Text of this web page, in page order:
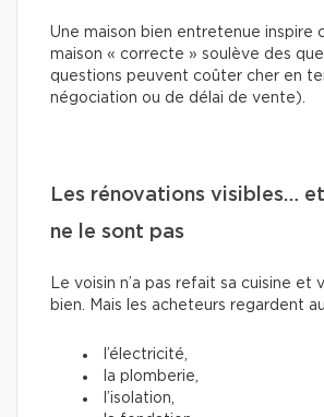
Une maison bien entretenue inspire
maison « correcte » soulève des
questions peuvent coûter cher en
négociation ou de délai de vente).
Les rénovations visibles…
ne le sont pas
Le voisin n’a pas refait sa cuisine et
bien. Mais les acheteurs regardent
l’électricité,
la plomberie,
l’isolation,